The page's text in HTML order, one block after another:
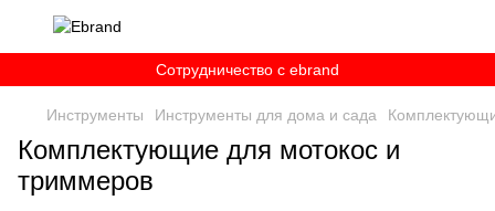
Сотрудничество c ebrand
Инструменты Инструменты для дома и сада
Комплектующие для мотокос и
триммеров